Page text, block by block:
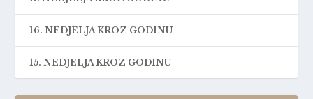
16. NEDJELJA KROZ GODINU
15. NEDJELJA KROZ GODINU